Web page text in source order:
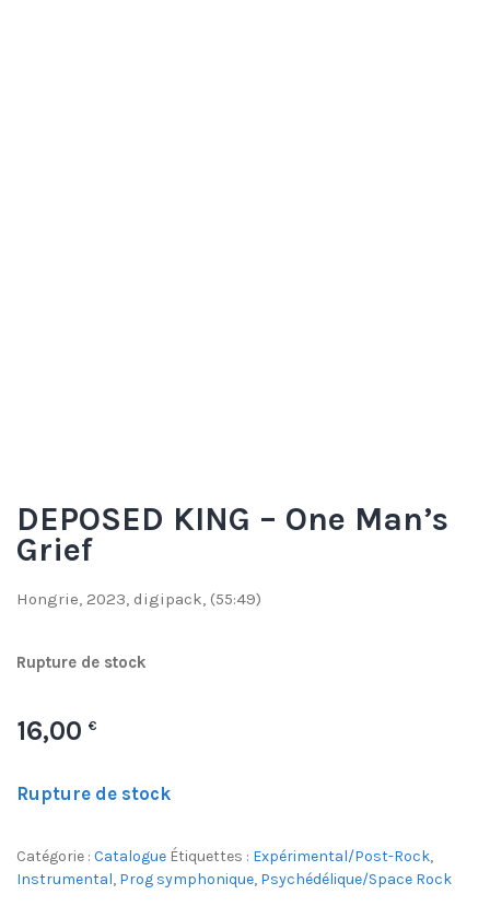
DEPOSED KING – One Man’s
Grief
Hongrie, 2023, digipack, (55:49)
Rupture de stock
16,00 €
Rupture de stock
Catégorie : Catalogue Étiquettes : Expérimental/Post-Rock,
Instrumental, Prog symphonique, Psychédélique/Space Rock